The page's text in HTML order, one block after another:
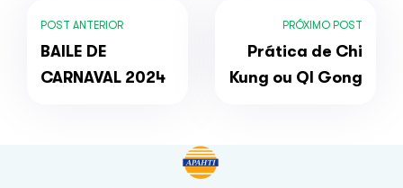
POST ANTERIOR
BAILE DE
CARNAVAL 2024
PRÓXIMO POST
Prática de Chi
Kung ou QI Gong